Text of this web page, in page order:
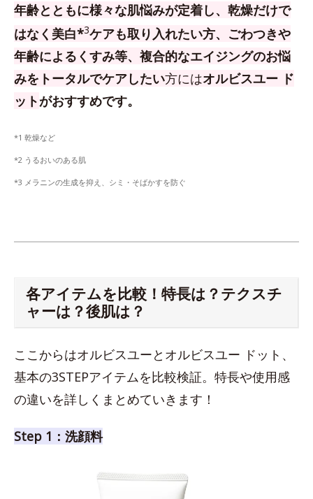
年齢とともに様々な肌悩みが定着し、乾燥だけで
はなく美白*3ケアも取り入れたい方、 ごわつきや
年齢によるくすみ等、複合的なエイジングのお悩
みをトータルでケアしたい方にはオルビスユー ド
ットがおすすめです。
*1 乾燥など
*2 うるおいのある肌
*3 メラニンの生成を抑え、シミ・そばかすを防ぐ
各アイテムを比較！特長は？テクスチ
ャーは？後肌は？
ここからはオルビスユーとオルビスユー ドット、
基本の3STEPアイテムを比較検証。特長や使用感
の違いを詳しくまとめていきます！
Step 1：洗顔料